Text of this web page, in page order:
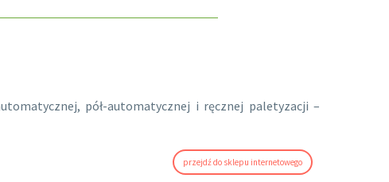
pół-automatycznej i ręcznej paletyzacji –
przejdź do sklepu internetowego